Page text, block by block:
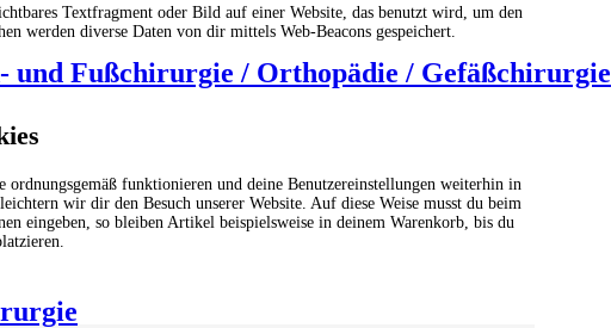
und Fußchirurgie / Orthopädie / Gefäßchirurgie
Textfragment oder Bild auf einer Website, das benutzt wird, um den
werden diverse Daten von dir mittels Web-Beacons gespeichert.
ordnungsgemäß funktionieren und deine Benutzereinstellungen weiterhin in
wir dir den Besuch unserer Website. Auf diese Weise musst du beim
eingeben, so bleiben Artikel beispielsweise in deinem Warenkorb, bis du